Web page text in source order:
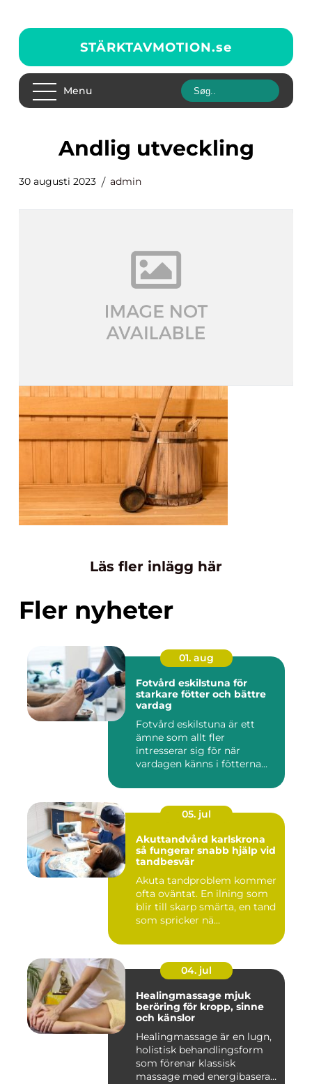
STÄRKTAVMOTION.se
Menu
andlig utveckling
30 augusti 2023 admin
Läs fler inlägg här
Fler nyheter
01. aug
Fotvård eskilstuna för
starkare fötter och bättre
vardag
Fotvård eskilstuna är ett
ämne som allt fler
intresserar sig för när
vardagen känns i fötterna
05. jul
Akuttandvård karlskrona
så fungerar snabb hjälp vid
tandbesvär
Akuta tandproblem kommer
ofta oväntat. En ilning som
blir till skarp smärta, en tand
som spricker nä...
04. jul
Healingmassage mjuk
beröring för kropp, sinne
och känslor
Healingmassage är en lugn,
holistisk behandlingsform
som förenar klassisk
massage med energibaserad